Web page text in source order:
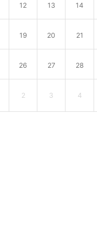
12 13 14
19 20 21
26 27 28
2 3 4